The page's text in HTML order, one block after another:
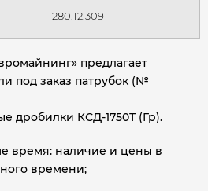
1280.12.309-1
предлагает
под заказ патрубок (№
дробилки КСД-1750Т (Гр).
время: наличие и цены в
времени;